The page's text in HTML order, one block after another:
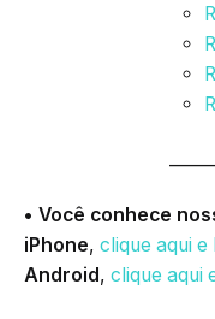
• Você conhece
iPhone, clique aqui e
Android , clique aqui